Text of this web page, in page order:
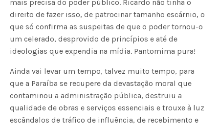
mais precisa do poder público. Ricardo não tinha o
direito de fazer isso, de patrocinar tamanho escárnio, o
que só confirma as suspeitas de que o poder tornou-o
um celerado, desprovido de princípios e até de
ideologias que expendia na mídia. Pantomima pura!
Ainda vai levar um tempo, talvez muito tempo, para
que a Paraíba se recupere da devastação moral que
contaminou a administração pública, destruiu a
qualidade de obras e serviços essenciais e trouxe à luz
escândalos de tráfico de influência, de recebimento e